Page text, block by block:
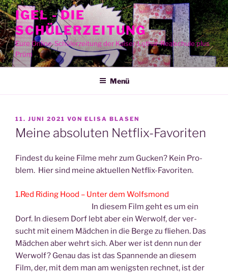
Zum
Inhalt
springen
IGEL - DIE
SCHÜLERZEITUNG
Eure Online-Schülerzeitung der Kaiser-Lothar-Realschule plus
Prüm
Menü
VERÖFFENTLICHT
AM
11. JUNI 2021 VON ELISA BLASEN
Meine absoluten Netflix-Favoriten
Fin­dest du kei­ne Fil­me mehr zum Gucken? Kein Pro­
blem. Hier sind mei­ne aktu­el­len Netflix-Favoriten.
1.Red Riding Hood – Unter dem Wolfs­mond
In die­sem Film geht es um ein
Dorf. In die­sem Dorf lebt aber ein Wer­wolf, der ver­
sucht mit einem Mäd­chen in die Ber­ge zu flie­hen. Das
Mäd­chen aber wehrt sich. Aber wer ist denn nun der
Wer­wolf? Genau das ist das Span­nen­de an die­sem
Film, der, mit dem man am wenigs­ten rech­net, ist der